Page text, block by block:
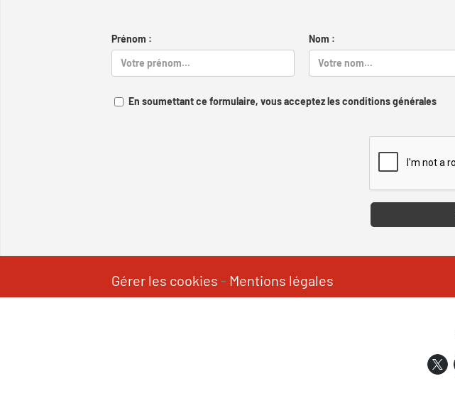
Prénom : Nom :
En soumettant ce formulaire, vous acceptez les conditions générales
Gérer les cookies - Mentions légales